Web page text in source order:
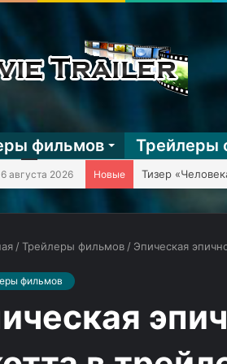
фильмов Трейлеры
августа 2026 Новые
/Трейлеры фильмов / Эпическая
фильмов
демонстрация